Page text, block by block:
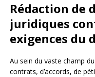
Rédaction de
juridiques
exigences du
Au sein du vaste champ
contrats, d’accords, de